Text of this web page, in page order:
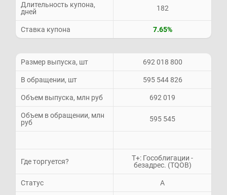
Длительность купона,
дней
182
Ставка купона 7.65%
Размер выпуска, шт 692 018 800
В обращении, шт 595 544 826
Объем выпуска, млн руб 692 019
Объем в обращении, млн
руб
595 545
Где торгуется?
Т+: Гособлигации -
безадрес. (TQOB)
Статус A